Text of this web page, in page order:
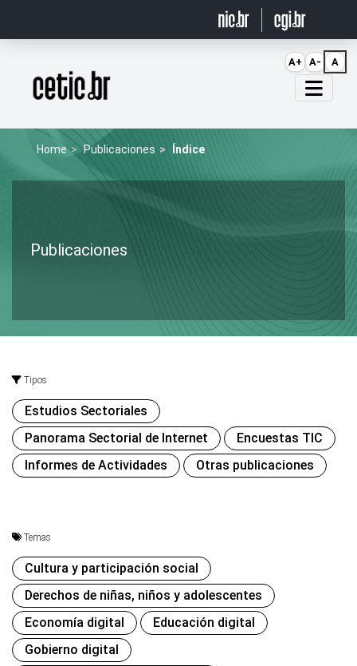
Página inicial
Home Publicaciones Índice
Publicaciones
Tipos
Estudios Sectoriales
Panorama Sectorial de Internet
Encuestas TIC
Informes de Actividades
Otras publicaciones
Temas
Cultura y participación social
Derechos de niñas, niños y adolescentes
Economía digital
Educación digital
Gobierno digital
A+ A- A